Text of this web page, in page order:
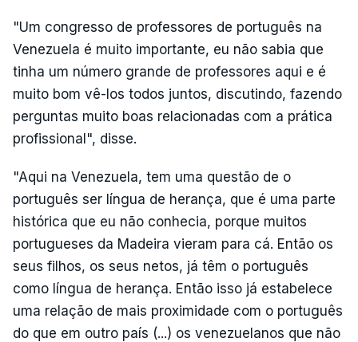
"Um congresso de professores de português na
Venezuela é muito importante, eu não sabia que
tinha um número grande de professores aqui e é
muito bom vê-los todos juntos, discutindo, fazendo
perguntas muito boas relacionadas com a prática
profissional", disse.
"Aqui na Venezuela, tem uma questão de o
português ser língua de herança, que é uma parte
histórica que eu não conhecia, porque muitos
portugueses da Madeira vieram para cá. Então os
seus filhos, os seus netos, já têm o português
como língua de herança. Então isso já estabelece
uma relação de mais proximidade com o português
do que em outro país (...) os venezuelanos que não